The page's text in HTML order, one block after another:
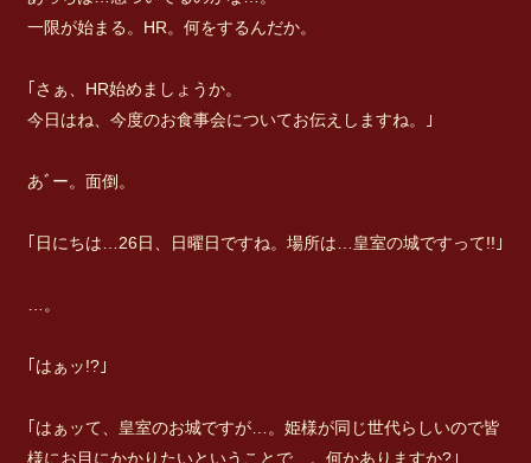
一限が始まる。HR。何をするんだか。
｢さぁ、HR始めましょうか。
今日はね、今度のお食事会についてお伝えしますね。｣
あﾞー。面倒。
｢日にちは…26日、日曜日ですね。場所は…皇室の城ですって!!｣
…。
｢はぁッ!?｣
｢はぁッて、皇室のお城ですが…。姫様が同じ世代らしいので皆
様にお目にかかりたいということで…。何かありますか?｣